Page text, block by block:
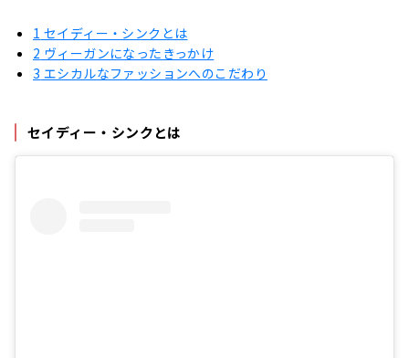
1 セイディー・シンクとは
2 ヴィーガンになったきっかけ
3 エシカルなファッションへのこだわり
セイディー・シンクとは